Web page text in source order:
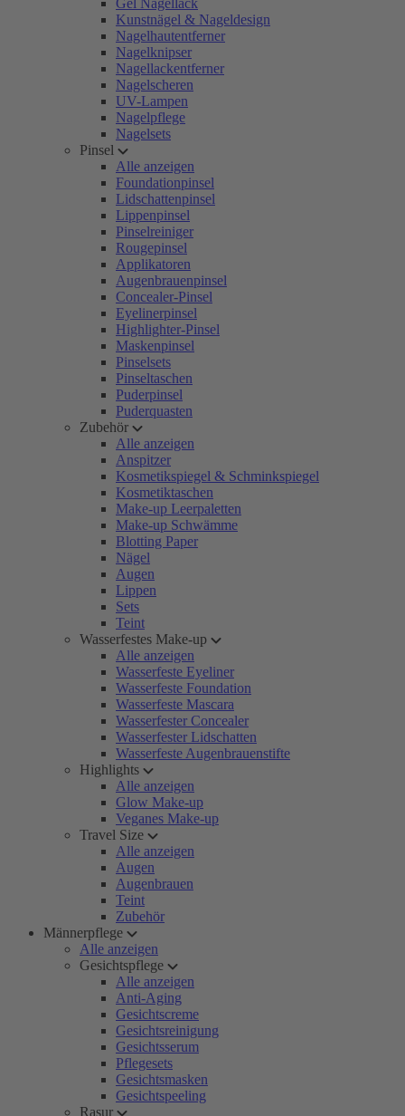
Gel Nagellack
Kunstnägel & Nageldesign
Nagelhautentferner
Nagelknipser
Nagellackentferner
Nagelscheren
UV-Lampen
Nagelpflege
Nagelsets
Pinsel
Alle anzeigen
Foundationpinsel
Lidschattenpinsel
Lippenpinsel
Pinselreiniger
Rougepinsel
Applikatoren
Augenbrauenpinsel
Concealer-Pinsel
Eyelinerpinsel
Highlighter-Pinsel
Maskenpinsel
Pinselsets
Pinseltaschen
Puderpinsel
Puderquasten
Zubehör
Alle anzeigen
Anspitzer
Kosmetikspiegel & Schminkspiegel
Kosmetiktaschen
Make-up Leerpaletten
Make-up Schwämme
Blotting Paper
Nägel
Augen
Lippen
Sets
Teint
Wasserfestes Make-up
Alle anzeigen
Wasserfeste Eyeliner
Wasserfeste Foundation
Wasserfeste Mascara
Wasserfester Concealer
Wasserfester Lidschatten
Wasserfeste Augenbrauenstifte
Highlights
Alle anzeigen
Glow Make-up
Veganes Make-up
Travel Size
Alle anzeigen
Augen
Augenbrauen
Teint
Zubehör
Männerpflege
Alle anzeigen
Gesichtspflege
Alle anzeigen
Anti-Aging
Gesichtscreme
Gesichtsreinigung
Gesichtsserum
Pflegesets
Gesichtsmasken
Gesichtspeeling
Rasur